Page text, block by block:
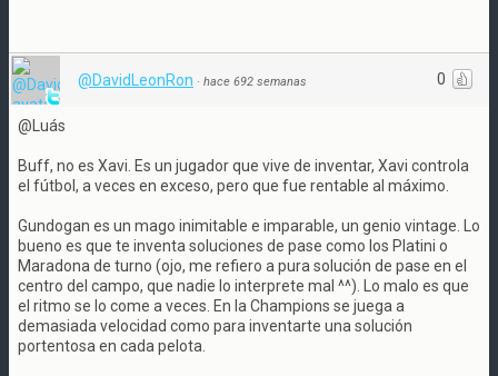
0
@DavidLeonRon · hace 692 semanas
@Luás
Buff, no es Xavi. Es un jugador que vive de inventar, Xavi controla
el fútbol, a veces en exceso, pero que fue rentable al máximo.
Gundogan es un mago inimitable e imparable, un genio vintage. Lo
bueno es que te inventa soluciones de pase como los Platini o
Maradona de turno (ojo, me refiero a pura solución de pase en el
centro del campo, que nadie lo interprete mal ^^). Lo malo es que
el ritmo se lo come a veces. En la Champions se juega a
demasiada velocidad como para inventarte una solución
portentosa en cada pelota.